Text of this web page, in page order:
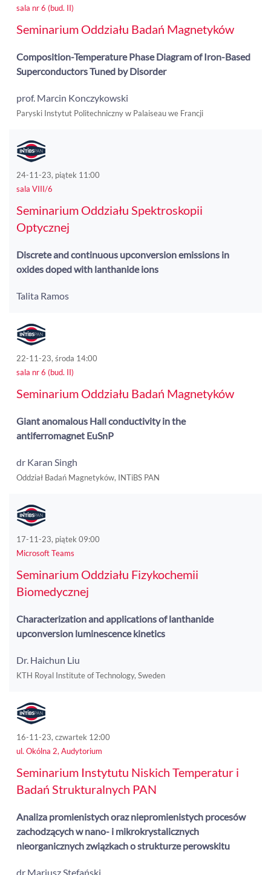
sala nr 6 (bud. II)
Seminarium Oddziału Badań Magnetyków
Composition-Temperature Phase Diagram of Iron-Based
Superconductors Tuned by Disorder
prof. Marcin Konczykowski
Paryski Instytut Politechniczny w Palaiseau we Francji
24-11-23, piątek 11:00
sala VIII/6
Seminarium Oddziału Spektroskopii
Optycznej
Discrete and continuous upconversion emissions in
oxides doped with lanthanide ions
Talita Ramos
22-11-23, środa 14:00
sala nr 6 (bud. II)
Seminarium Oddziału Badań Magnetyków
Giant anomalous Hall conductivity in the
antiferromagnet EuSnP
dr Karan Singh
Oddział Badań Magnetyków, INTiBS PAN
17-11-23, piątek 09:00
Microsoft Teams
Seminarium Oddziału Fizykochemii
Biomedycznej
Characterization and applications of lanthanide
upconversion luminescence kinetics
Dr. Haichun Liu
KTH Royal Institute of Technology, Sweden
16-11-23, czwartek 12:00
ul. Okólna 2, Audytorium
Seminarium Instytutu Niskich Temperatur i
Badań Strukturalnych PAN
Analiza promienistych oraz niepromienistych procesów
zachodzących w nano- i mikrokrystalicznych
nieorganicznych związkach o strukturze perowskitu
dr Mariusz Stefański